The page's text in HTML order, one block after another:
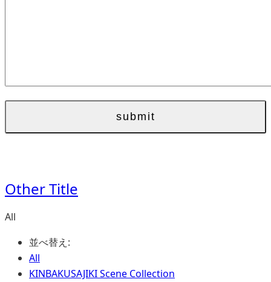
Other Title
All
並べ替え:
All
KINBAKUSAJIKI Scene Collection